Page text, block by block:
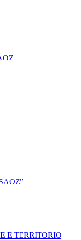
E TERRITORIO